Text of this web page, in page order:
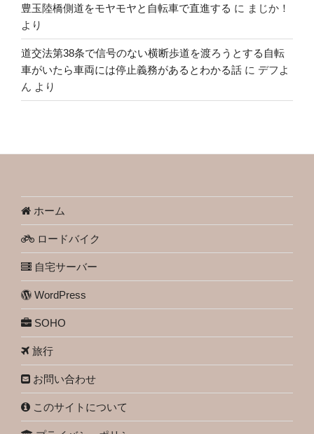
豊玉陸橋側道をモヤモヤと自転車で直進する に まじか！
より
道交法第38条で信号のない横断歩道を渡ろうとする自転
車がいたら車両には停止義務があるとわかる話 に デフよ
ん より
ホーム
ロードバイク
自宅サーバー
WordPress
SOHO
旅行
お問い合わせ
このサイトについて